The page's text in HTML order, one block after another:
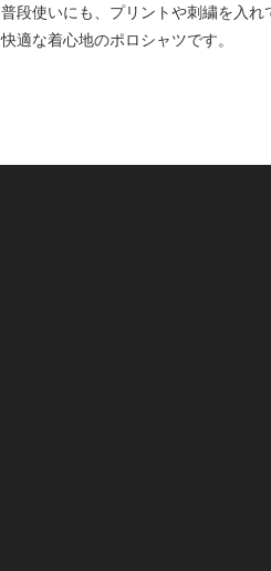
普段使いにも、プリントや刺繍を入れ
快適な着心地のポロシャツです。